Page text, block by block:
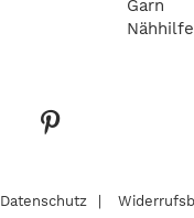
Garn
Datenschutz